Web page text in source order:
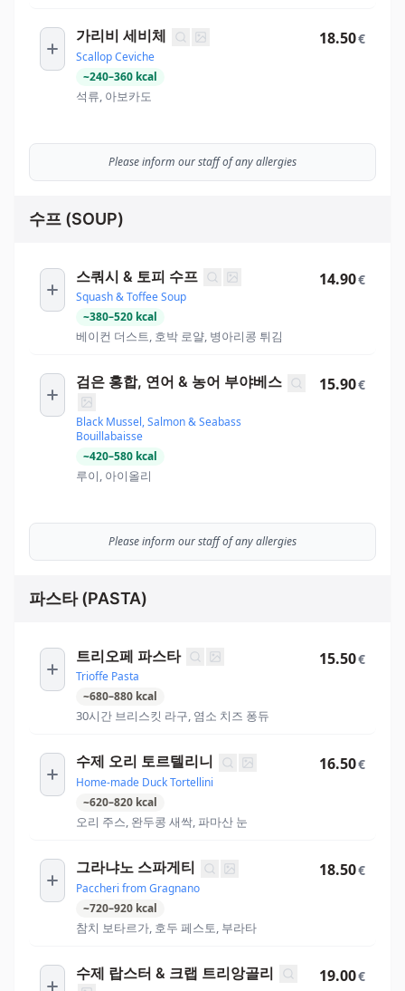
가리비 세비체
Scallop Ceviche
~240–360 kcal
석류, 아보카도
18.50€
Please inform our staff of any allergies
수프 (SOUP)
스쿼시 & 토피 수프
Squash & Toffee Soup
~380–520 kcal
베이컨 더스트, 호박 로얄, 병아리콩 튀김
14.90€
검은 홍합, 연어 & 농어 부야베스
Black Mussel, Salmon & Seabass
Bouillabaisse
~420–580 kcal
루이, 아이올리
15.90€
Please inform our staff of any allergies
파스타 (PASTA)
트리오페 파스타
Trioffe Pasta
~680–880 kcal
30시간 브리스킷 라구, 염소 치즈 퐁듀
15.50€
수제 오리 토르텔리니
Home-made Duck Tortellini
~620–820 kcal
오리 주스, 완두콩 새싹, 파마산 눈
16.50€
그라냐노 스파게티
Paccheri from Gragnano
~720–920 kcal
참치 보타르가, 호두 페스토, 부라타
18.50€
수제 랍스터 & 크랩 트리앙골리 19.00€